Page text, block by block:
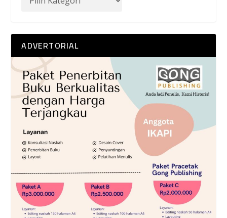
ADVERTORIAL